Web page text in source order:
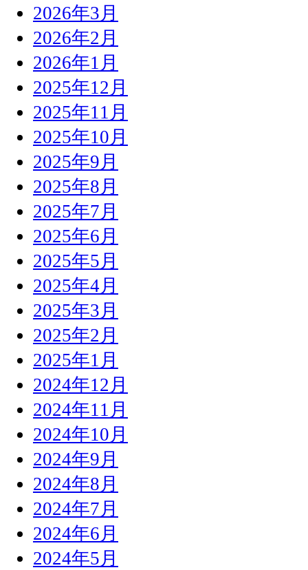
2026年3月
2026年2月
2026年1月
2025年12月
2025年11月
2025年10月
2025年9月
2025年8月
2025年7月
2025年6月
2025年5月
2025年4月
2025年3月
2025年2月
2025年1月
2024年12月
2024年11月
2024年10月
2024年9月
2024年8月
2024年7月
2024年6月
2024年5月